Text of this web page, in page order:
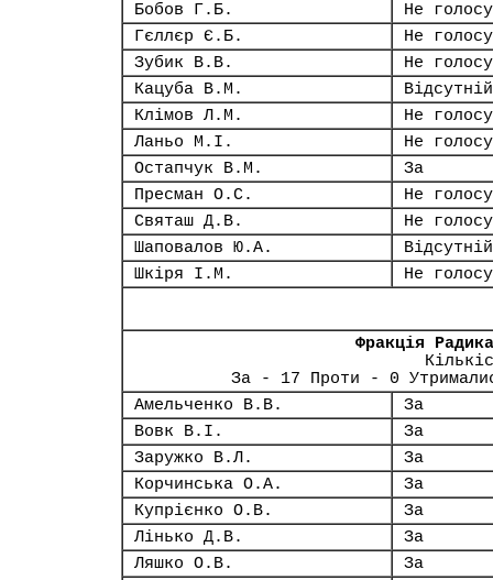
Бобов Г.Б.
Не
Гєллєр Є.Б.
Не
Зубик В.В.
Не
Кацуба В.М.
Відсутній
Клімов Л.М.
Не
Ланьо М.І.
Не
Остапчук В.М.
За
Пресман О.С.
Не
Святаш Д.В.
Не
Шаповалов Ю.А.
Відсутній
Шкіря І.М.
Не
Фракція
За - 17 Проти - 0
Амельченко В.В.
За
Вовк В.І.
За
Заружко В.Л.
За
Корчинська О.А.
За
Купрієнко О.В.
За
Лінько Д.В.
За
Ляшко О.В.
За